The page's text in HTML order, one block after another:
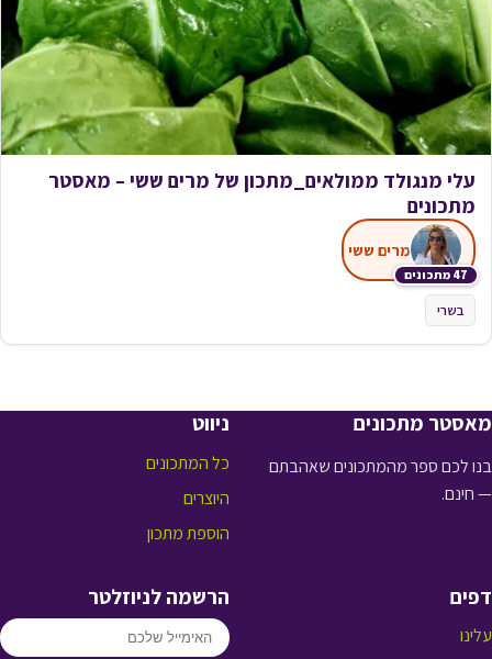
עלי מנגולד ממולאים_מתכון של מרים ששי – מאסטר
מתכונים
47 מתכונים
מרים ששי
בשרי
מאסטר מתכונים
בנו לכם ספר מהמתכונים שאהבתם
— חינם.
ניווט
כל המתכונים
היוצרים
הוספת מתכון
דפים
עלינו
הרשמה לניוזלטר